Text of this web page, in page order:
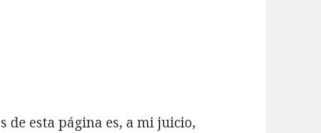
de esta página es, a mi juicio,